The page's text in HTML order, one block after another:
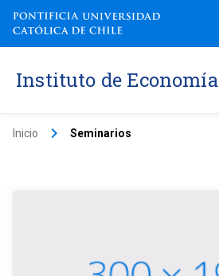
Instituto de Economía
Inicio keyboard_arrow_right Seminarios